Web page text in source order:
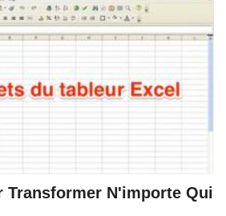
Transformer N'importe Qui